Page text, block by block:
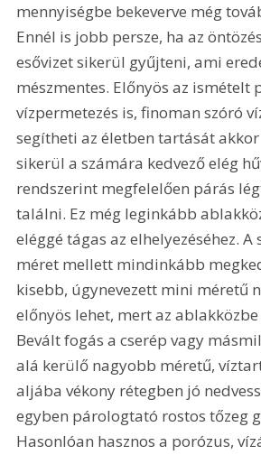
mennyiségbe bekeverve még
Ennél is jobb persze, ha az
esővizet sikerül gyűjteni, ami
mészmentes. Előnyös az ismételt
vízpermetezés is, finoman szóró
segítheti az életben tartását
sikerül a számára kedvező elég
rendszerint megfelelően párás
találni. Ez még leginkább
eléggé tágas az elhelyezéséhez. A
méret mellett mindinkább
kisebb, úgynevezett mini méretű
előnyös lehet, mert az
Bevált fogás a cserép vagy
alá kerülő nagyobb méretű,
aljába vékony rétegben jó
egyben párologtató rostos tőzeg
Hasonlóan hasznos a porózus,